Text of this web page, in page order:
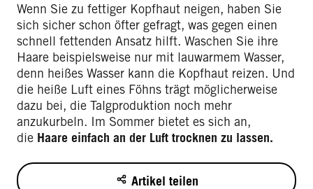
Wenn Sie zu fettiger Kopfhaut neigen, haben Sie
sich sicher schon öfter gefragt, was gegen einen
schnell fettenden Ansatz hilft. Waschen Sie ihre
Haare beispielsweise nur mit lauwarmem Wasser,
denn heißes Wasser kann die Kopfhaut reizen. Und
die heiße Luft eines Föhns trägt möglicherweise
dazu bei, die Talgproduktion noch mehr
anzukurbeln. Im Sommer bietet es sich an,
die Haare einfach an der Luft trocknen zu lassen.
Artikel teilen